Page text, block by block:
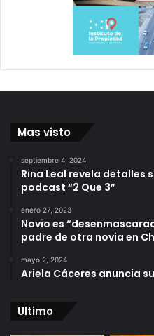
Mas visto
septiembre 4, 2024
Rina Leal revela detalles
podcast “2 Que 3”
enero 27, 2023
Novio es
padre de otra novia en
mayo 2, 2024
Ariela Cáceres anuncia
Ultimo